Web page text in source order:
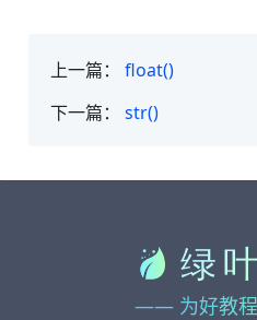
上一篇： float()
下一篇： str()
—— 为好教程